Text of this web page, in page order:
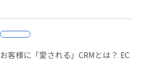
お客様に「愛される」CRMとは？ EC